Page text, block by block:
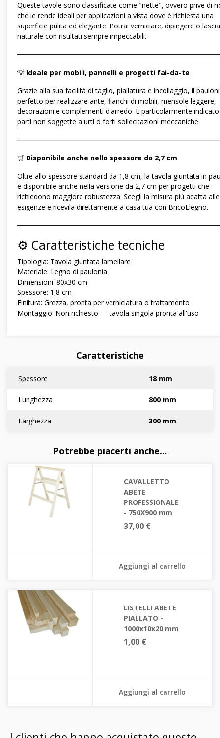
Queste tavole sono classificate come "nette", ovvero prive di
che le rende ideali per applicazioni a vista dove è richiesta una
superficie pulita ed elegante. Potrai verniciare, dipingere o
naturale con risultati sempre impeccabili.
💡 Ideale per mobili, pannelli e progetti fai-da-te
Grazie alla sua facilità di taglio, piallatura e incollaggio, il
perfetto per realizzare ante, fianchi di mobili, mensole leggere,
decorazioni e complementi d'arredo. È particolarmente
parti non soggette a urti o forti sollecitazioni meccaniche.
🛒 Disponibile anche nello spessore da 2,7 cm
Oltre allo spessore standard da 1,8 cm, la tavola giuntata in
è disponibile anche nella versione da 2,7 cm per progetti che
richiedono maggiore robustezza. Scegli la misura più adatta
esigenze e ricevila direttamente a casa tua con BricoElegno.
⚙️ Caratteristiche tecniche
Tipologia: Tavola giuntata lamellare
Materiale: Legno di paulonia
Dimensioni: 80x30 cm
Spessore: 1,8 cm
Finitura: Grezza, pronta per verniciatura o trattamento
Montaggio: Non richiesto — tavola singola pronta all'uso
Caratteristiche
Spessore 18 mm
Lunghezza 800 mm
Larghezza 300 mm
Potrebbe piacerti anche...
CAVALLETTO
ABETE
PROFESSIONALE
- 750X900 mm
37,00 €
Aggiungi al carrello
LISTELLI ABETE
PIALLATO -
1000x10x20 mm
1,00 €
Aggiungi al carrello